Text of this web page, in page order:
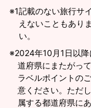
※1記載のない旅行サ
えないこともあり
い。
2024年10月1日以
道府県にまたがっ
ラベルポイントの
意ください。ただ
属する都道府県に